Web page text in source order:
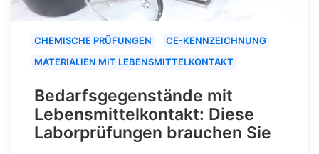
CHEMISCHE PRÜFUNGEN
CE-KENNZEICHNUNG
MATERIALIEN MIT LEBENSMITTELKONTAKT
Bedarfsgegenstände mit
Lebensmittelkontakt: Diese
Laborprüfungen brauchen Sie